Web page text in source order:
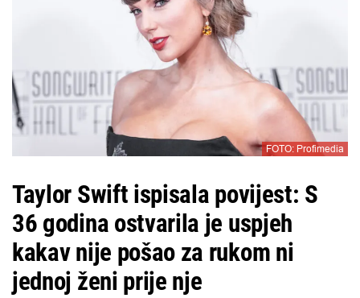
FOTO: Profimedia
Taylor Swift ispisala povijest: S
36 godina ostvarila je uspjeh
kakav nije pošao za rukom ni
jednoj ženi prije nje